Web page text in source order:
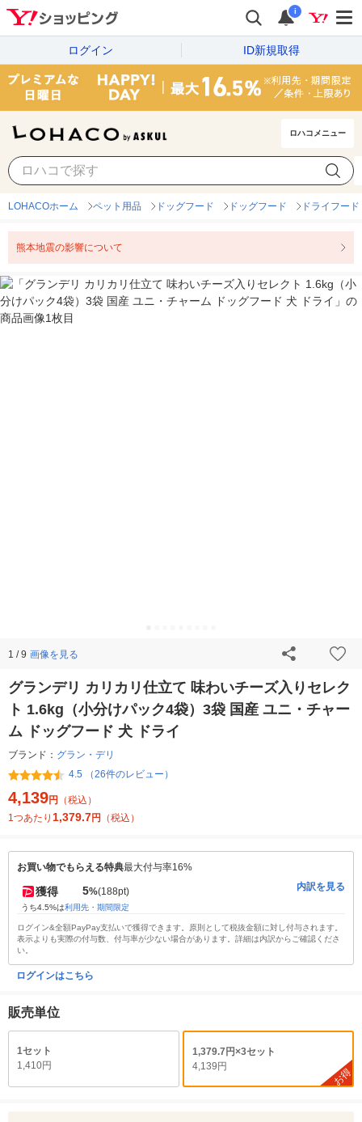
i
ログイン ID新規取得
ロハコメニュー
LOHACOホーム ペット用品 ドッグフード ドッグフード ドライフード
熊本地震の影響について
1 / 9 画像を見る
グランデリ カリカリ仕立て 味わいチーズ入りセレク
ト 1.6kg（小分けパック4袋）3袋 国産 ユニ・チャー
ム ドッグフード 犬 ドライ
ブランド： グラン・デリ
4.5 （26件のレビュー）
4,139円
（税込）
1つあたり 1,379.7円 （税込）
お買い物でもらえる特典最大付与率16%
獲得 5%(188pt)
うち4.5%は利用先・期間限定
内訳を見る
ログイン&全額PayPay支払いで獲得できます。原則として税抜金額に対し付与されます。
表示よりも実際の付与数、付与率が少ない場合があります。詳細は内訳からご確認くださ
い。
ログインはこちら
販売単位
1セット
1,410円
1,379.7円×3セット
4,139円
お得